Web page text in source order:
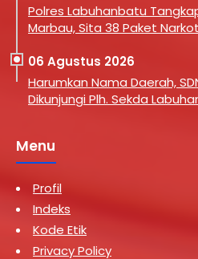
Polres Labuhanbatu
Marbau, Sita 38 Paket
06 Agustus 2026
Harumkan Nama Daerah,
Dikunjungi Plh. Sekda
Menu
Profil
Indeks
Kode Etik
Privacy Policy